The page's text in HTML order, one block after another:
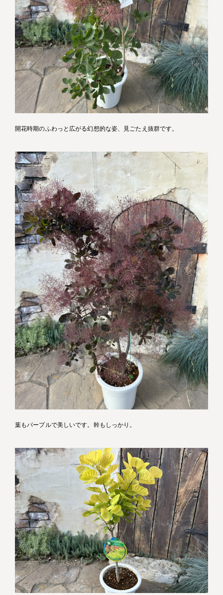
開花時期のふわっと広がる幻想的な姿、見ごたえ抜群です。
葉もパープルで美しいです。幹もしっかり。